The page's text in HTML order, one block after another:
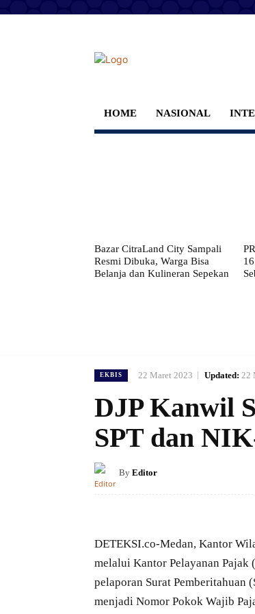
HOME NASIONAL
Bazar CitraLand City Sampali
Resmi Dibuka, Warga Bisa
Belanja dan Kulineran Sepekan
EKBIS 22 Maret 2023 Updated: 22
DJP Kanwil
SPT dan
By Editor
DETEKSI.co-Medan, Kantor
melalui Kantor Pelayanan
pelaporan Surat Pemberitahuan
menjadi Nomor Pokok Wajib